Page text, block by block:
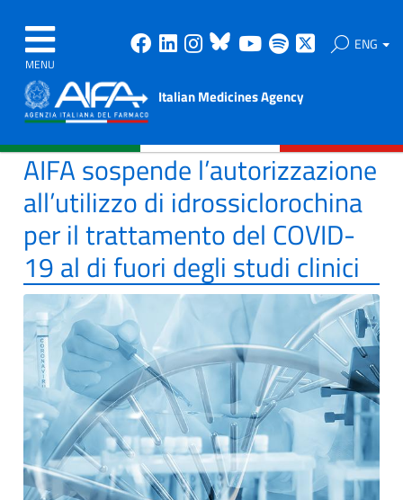
MENU
Facebook
Linkedin
Instagram
Bluesky
Youtube
Spotify ENG
Italian Medicines Agency
AIFA sospende l’autorizzazione
all’utilizzo di idrossiclorochina
per il trattamento del COVID-
19 al di fuori degli studi clinici